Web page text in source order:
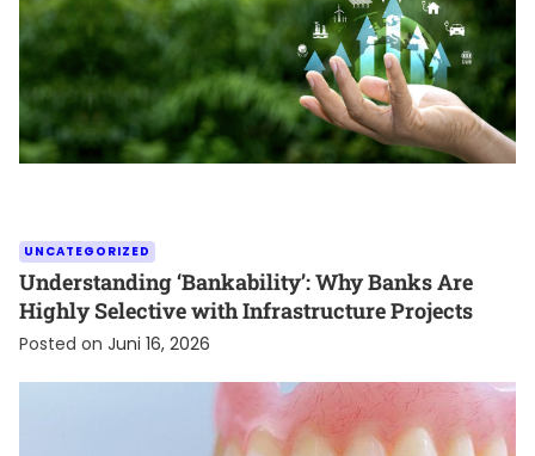
UNCATEGORIZED
Understanding ‘Bankability’: Why Banks Are
Highly Selective with Infrastructure Projects
Posted on Juni 16, 2026